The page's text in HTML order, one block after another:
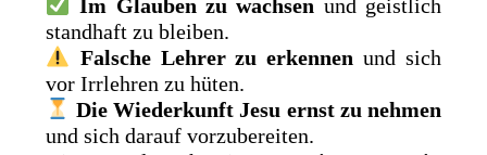
Im Glauben zu wachsen und geistlich
standhaft zu bleiben.
Falsche Lehrer zu erkennen und sich
vor Irrlehren zu hüten.
Die Wiederkunft Jesu ernst zu nehmen
und sich darauf vorzubereiten.